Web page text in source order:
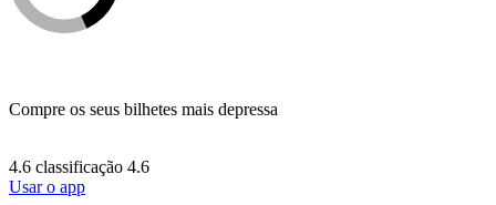
Compre os seus bilhetes mais depressa
4.6 classificação 4.6
Usar o app